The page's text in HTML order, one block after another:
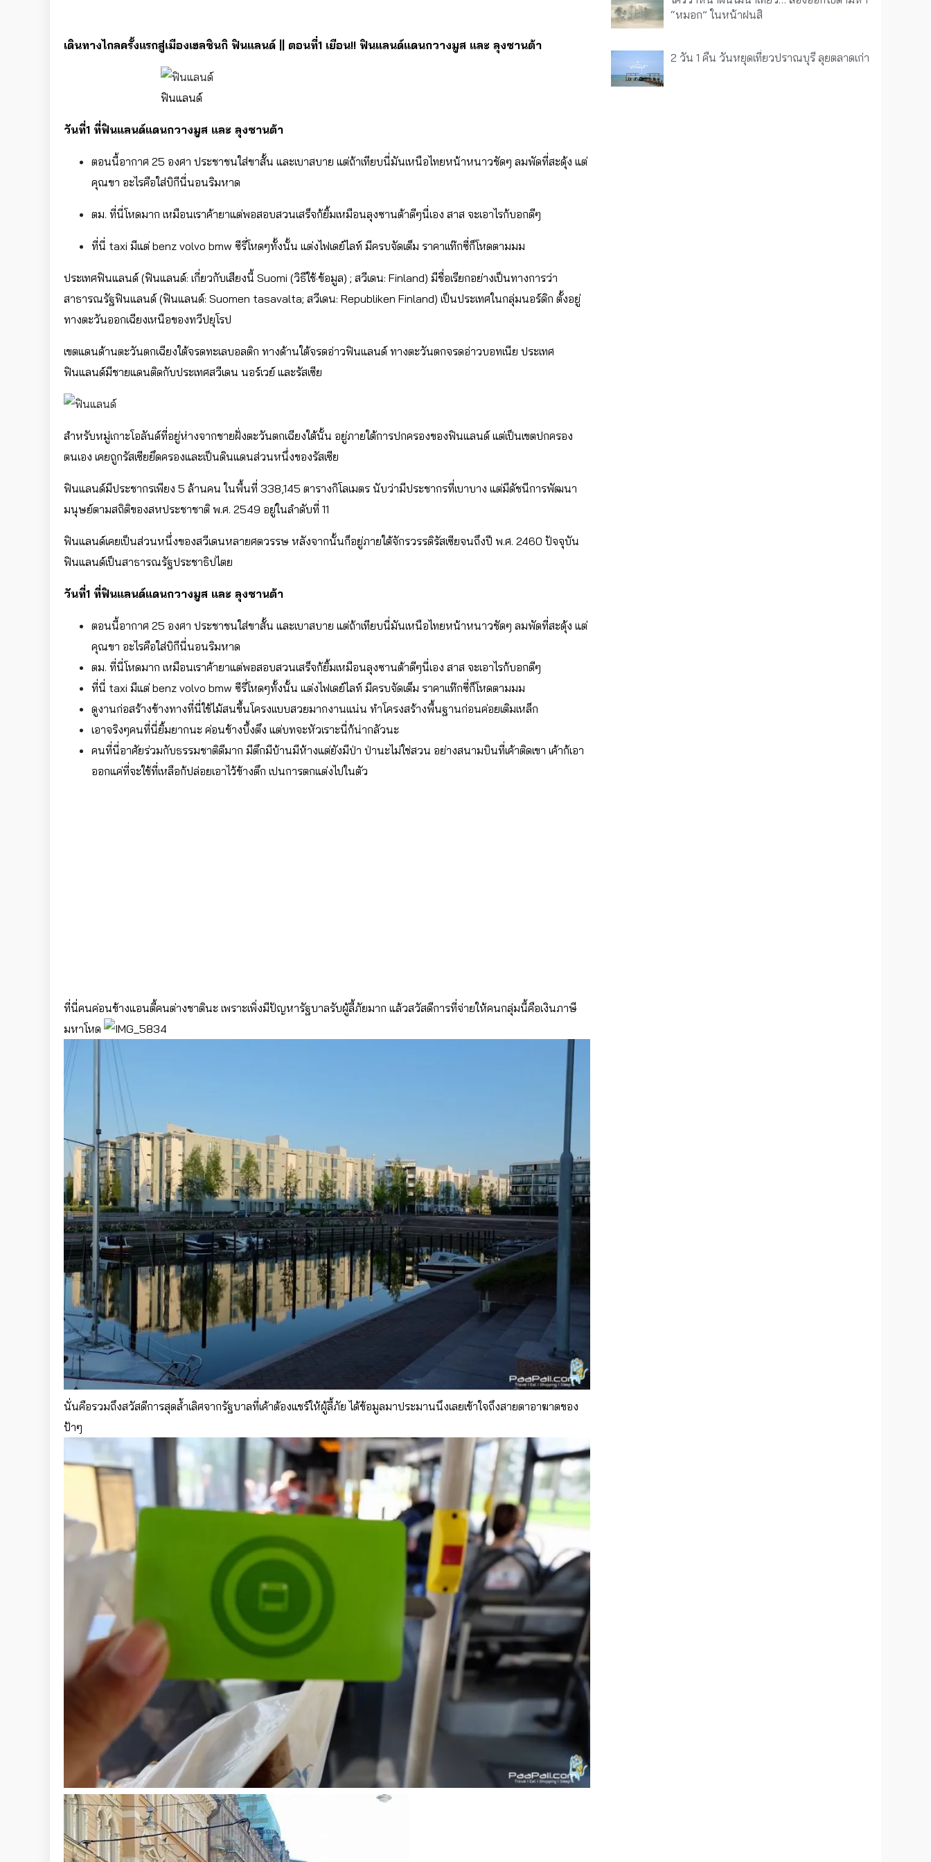
เดินทางไกลครั้งแรกสู่เมืองเฮลซินกิ ฟินแลนด์ || ตอนที่1 เยือน!! ฟินแลนด์แดนกวางมูส และ ลุงซานต้า
ฟินแลนด์
วันที่1 ที่ฟินแลนด์แดนกวางมูส และ ลุงซานต้า
ตอนนี้อากาศ 25 องศา ประชาชนใส่ขาสั้น และเบาสบาย แต่ถ้าเทียบนี่มันเหนือไทยหน้าหนาวชัดๆ ลมพัดที่สะดุ้ง แต่
คุณขา อะไรคือใส่บิกีนี่นอนริมหาด
ตม. ที่นี่โหดมาก เหมือนเราค้ายาแต่พอสอบสวนเสร็จก้ยิ้มเหมือนลุงซานต้าดีๆนี่เอง สาส จะเอาไรก้บอกดีๆ
ที่นี่ taxi มีแต่ benz volvo bmw ซีรี่โหดๆทั้งนั้น แต่งไฟเดย์ไลท์ มีครบจัดเต็ม ราคาเเท๊กซี่ก็โหดตามมม
ประเทศฟินแลนด์ (ฟินแลนด์: เกี่ยวกับเสียงนี้ Suomi (วิธีใช้·ข้อมูล) ; สวีเดน: Finland) มีชื่อเรียกอย่างเป็นทางการว่า
สาธารณรัฐฟินแลนด์ (ฟินแลนด์: Suomen tasavalta; สวีเดน: Republiken Finland) เป็นประเทศในกลุ่มนอร์ดิก ตั้งอยู่
ทางตะวันออกเฉียงเหนือของทวีปยุโรป
เขตแดนด้านตะวันตกเฉียงใต้จรดทะเลบอลติก ทางด้านใต้จรดอ่าวฟินแลนด์ ทางตะวันตกจรดอ่าวบอทเนีย ประเทศ
ฟินแลนด์มีชายแดนติดกับประเทศสวีเดน นอร์เวย์ และรัสเซีย
สำหรับหมู่เกาะโอลันด์ที่อยู่ห่างจากชายฝั่งตะวันตกเฉียงใต้นั้น อยู่ภายใต้การปกครองของฟินแลนด์ แต่เป็นเขตปกครอง
ตนเอง เคยถูกรัสเซียยึดครองและเป็นดินแดนส่วนหนึ่งของรัสเซีย
ฟินแลนด์มีประชากรเพียง 5 ล้านคน ในพื้นที่ 338,145 ตารางกิโลเมตร นับว่ามีประชากรที่เบาบาง แต่มีดัชนีการพัฒนา
มนุษย์ตามสถิติของสหประชาชาติ พ.ศ. 2549 อยู่ในลำดับที่ 11
ฟินแลนด์เคยเป็นส่วนหนึ่งของสวีเดนหลายศตวรรษ หลังจากนั้นก็อยู่ภายใต้จักรวรรดิรัสเซียจนถึงปี พ.ศ. 2460 ปัจจุบัน
ฟินแลนด์เป็นสาธารณรัฐประชาธิปไตย
วันที่1 ที่ฟินแลนด์แดนกวางมูส และ ลุงซานต้า
ตอนนี้อากาศ 25 องศา ประชาชนใส่ขาสั้น และเบาสบาย แต่ถ้าเทียบนี่มันเหนือไทยหน้าหนาวชัดๆ ลมพัดที่สะดุ้ง แต่
คุณขา อะไรคือใส่บิกีนี่นอนริมหาด
ตม. ที่นี่โหดมาก เหมือนเราค้ายาแต่พอสอบสวนเสร็จก้ยิ้มเหมือนลุงซานต้าดีๆนี่เอง สาส จะเอาไรก้บอกดีๆ
ที่นี่ taxi มีแต่ benz volvo bmw ซีรี่โหดๆทั้งนั้น แต่งไฟเดย์ไลท์ มีครบจัดเต็ม ราคาเเท๊กซี่ก็โหดตามมม
ดูงานก่อสร้างข้างทางที่นี่ใช้ไม้สนขึ้นโครงเเบบสวยมากงานแน่น ทำโครงสร้างพื้นฐานก่อนค่อยเติมเหล็ก
เอาจริงๆคนที่นี่ยิ้มยากนะ ค่อนข้างบึ้งตึง แต่บทจะหัวเราะนี่ก้น่ากลัวนะ
คนที่นี่อาศัยร่วมกับธรรมชาติดีมาก มีตึกมีบ้านมีห้างแต่ยังมีป่า ป่านะไม่ใช่สวน อย่างสนามบินที่เค้าติดเขา เค้าก้เอา
ออกแค่ที่จะใช้ที่เหลือก้ปล่อยเอาไว้ข้างตึก เปนการตกแต่งไปในตัว
ที่นี่คนค่อนข้างแอนตี้คนต่างชาตินะ เพราะเพิ่งมีปัญหารัฐบาลรับผู้ลี้ภัยมาก แล้วสวัสดีการที่จ่ายให้คนกลุ่มนี้คือเงินภาษี
มหาโหด
นั่นคือรวมถึงสวัสดีการสุดล้ำเลิศจากรัฐบาลที่เค้าต้องแชร์ให้ผู้ลี้ภัย ได้ข้อมูลมาประมานนึงเลยเข้าใจถึงสายตาอาฆาตของ
ป้าๆ
“หมอก” ในหน้าฝนสิ
2 วัน 1 คืน วันหยุดเที่ยวปราณบุรี ลุยตลาดเก่า